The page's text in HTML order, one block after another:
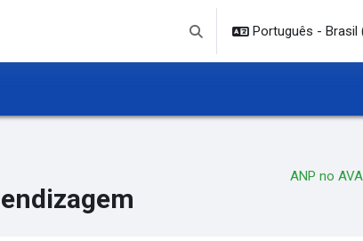
Alternar entrada de pesquisa
Português - Brasil
ANP no AVA